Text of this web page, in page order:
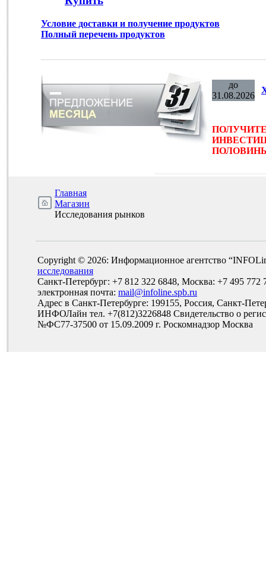
Условие доставки и получение продуктов
Полный перечень продуктов
до
31.08.2026
ПОЛОВИНЫ
Главная
Магазин
Исследования рынков
Copyright © 2026: Информационное агентство
исследования
Санкт-Петербург: +7 812 322 6848, Москва: +7 495 772
электронная почта: mail@infoline.spb.ru
Адрес в Санкт-Петербурге: 199155, Россия, Санкт-
ИНФОЛайн тел. +7(812)3226848 Свидетельство о
№ФС77-37500 от 15.09.2009 г. Роскомнадзор Москва